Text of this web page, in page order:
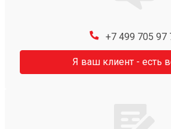
+7 499 705 97
Я ваш клиент - есть